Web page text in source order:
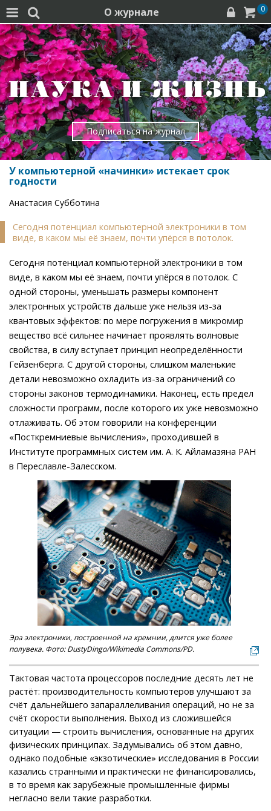
  О журнале   0
Подписаться на журнал
У компьютерной «начинки» истекает срок
годности
Анастасия Субботина
Сегодня потенциал компьютерной электроники в том
виде, в каком мы её знаем, почти упёрся в потолок.
Сегодня потенциал компьютерной электроники в том
виде, в каком мы её знаем, почти упёрся в потолок. С
одной стороны, уменьшать размеры компонент
электронных устройств дальше уже нельзя из-за
квантовых эффектов: по мере погружения в микромир
вещество всё сильнее начинает проявлять волновые
свойства, в силу вступает принцип неопределённости
Гейзенберга. С другой стороны, слишком маленькие
детали невозможно охладить из-за ограничений со
стороны законов термодинамики. Наконец, есть предел
сложности программ, после которого их уже невозможно
отлаживать. Об этом говорили на конференции
«Посткремниевые вычисления», проходившей в
Институте программных систем им. А. К. Айламазяна РАН
в Переславле-Залесском.
Эра электроники, построенной на кремнии, длится уже более
полувека. Фото: DustyDingo/Wikimedia Commons/PD.
Тактовая частота процессоров последние десять лет не
растёт: производительность компьютеров улучшают за
счёт дальнейшего запараллеливания операций, но не за
счёт скорости выполнения. Выход из сложившейся
ситуации — строить вычисления, основанные на других
физических принципах. Задумывались об этом давно,
однако подобные «экзотические» исследования в России
казались странными и практически не финансировались,
в то время как зарубежные промышленные фирмы
негласно вели такие разработки.